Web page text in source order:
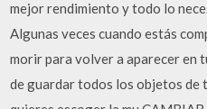
mejor rendimiento y todo lo
Algunas veces cuando estás
morir para volver a aparecer en
de guardar todos los objetos de